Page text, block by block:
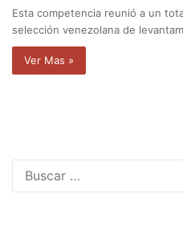
Esta competencia reunió a un
selección venezolana de
Ver Mas »